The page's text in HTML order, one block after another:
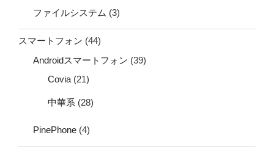
ファイルシステム (3)
スマートフォン (44)
Androidスマートフォン (39)
Covia (21)
中華系 (28)
PinePhone (4)